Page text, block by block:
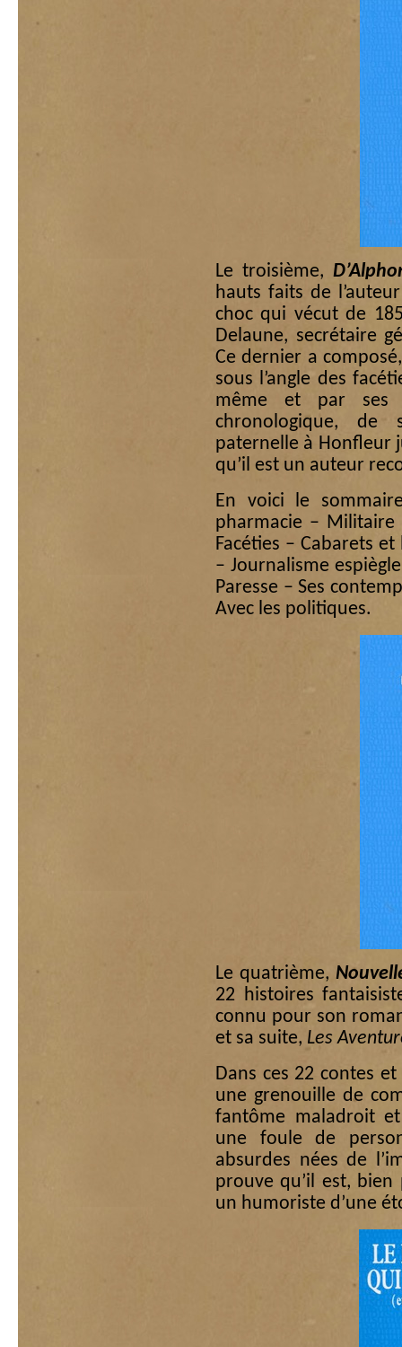
Le troisième,
hauts faits de
choc qui vécut de
Delaune, secrétaire
Ce dernier a
sous l’angle des
même et par ses
chronologique, de
paternelle à Honfleur
qu’il est un auteur
En voici le
pharmacie –
Facéties – Cabarets
– Journalisme
Paresse – Ses
Avec les politiques.
Le quatrième,
22 histoires
connu pour son
et sa suite, Les
Dans ces 22 contes
une grenouille de
fantôme maladroit
une foule de
absurdes nées de
prouve qu’il est, bien
un humoriste d’une